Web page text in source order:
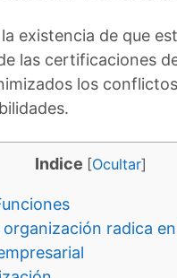
existencia de que
las certificaciones
los
Indice [Ocultar]
radica